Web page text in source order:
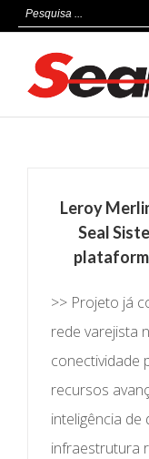
Leroy
Seal
>> Projeto já
rede varejista
conectividade
recursos
inteligência
infraestrutura